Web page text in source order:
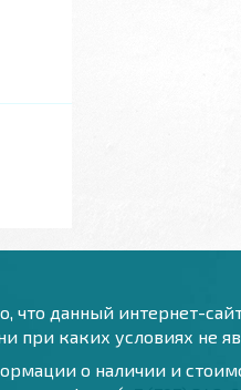
что данный интернет-
при каких условиях не
о наличии и